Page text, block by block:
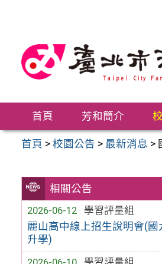
首頁
芳和簡介
首頁 >校園公告 > 最新消息 >
相關公告
2026-06-12
學習評量組
麗山高中線上招生說明會(國
升學)